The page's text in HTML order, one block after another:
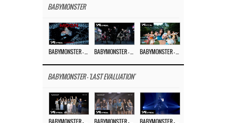
BABYMONSTER
BABYMONSTER - 'LAST EVALUATION'